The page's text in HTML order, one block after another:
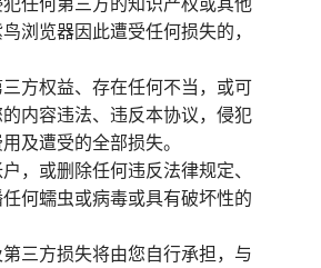
任何第三方的知识产权或其他
浏览器因此遭受任何损失的，
方权益、存在任何不当，或可
内容违法、违反本协议，侵犯
及遭受的全部损失。
，或删除任何违反法律规定、
何蠕虫或病毒或具有破坏性的
三方损失将由您自行承担，与